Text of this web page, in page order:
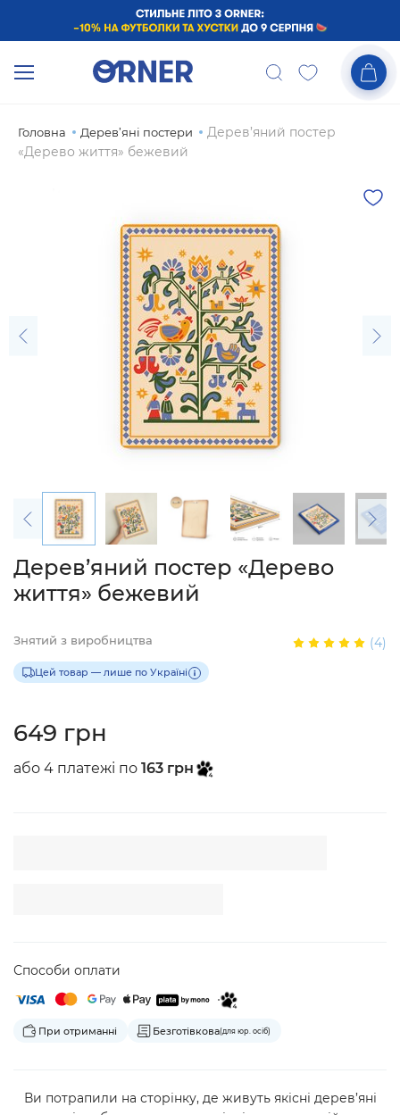
Головна Дерев’яні постери
Дерев’яний постер
«Дерево життя» бежевий
Дерев’яний постер «Дерево
життя» бежевий
Знятий з виробництва (4)
Цей товар — лише по Україні
649 грн
або 4 платежі по 163 грн
Способи оплати
При отриманні Безготівкова(для юр. осіб)
Ви потрапили на сторінку, де живуть якісні дерев’яні